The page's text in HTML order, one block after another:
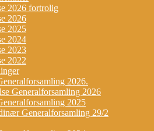
2026 fortrolig
2026
2025
2024
2023
2022
2026.
Generalforsamling 2026
2025
Generalforsamling 29/2